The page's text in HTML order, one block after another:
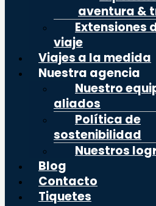
aventura &
Extensiones
viaje
Viajes a la medida
Nuestra agencia
Nuestro
aliados
Política de
sostenibilidad
Nuestros
Blog
Contacto
Tiquetes